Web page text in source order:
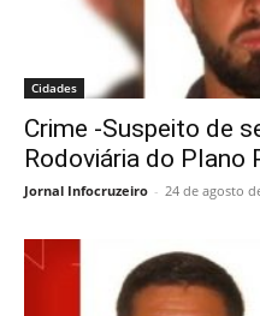
Cidades
Crime -Suspeito de
Rodoviária do Plano
Jornal Infocruzeiro - 24 de agosto